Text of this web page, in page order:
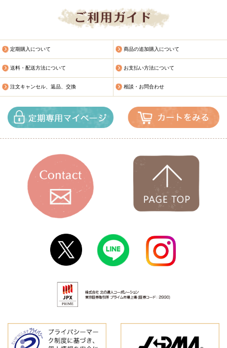
定期購入について 商品の追加購入について
送料・配送方法について お支払い方法について
注文キャンセル、返品、交換 相談・お問合わせ